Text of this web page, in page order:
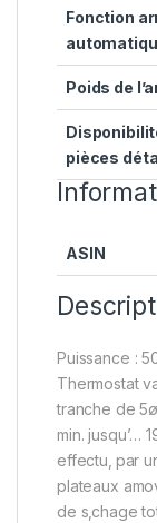
Fonction
Poids de
pièces
ASIN
Puissance :
Thermostat
tranche de
min. jusqu’…
effectu‚ par
plateaux
de s‚chage